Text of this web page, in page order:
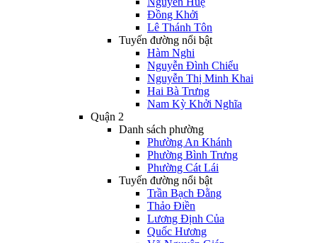
Đồng Khởi
Lê Thánh Tôn
Tuyến đường nổi bật
Hàm Nghi
Nguyễn Đình Chiểu
Nguyễn Thị Minh Khai
Hai Bà Trưng
Nam Kỳ Khởi Nghĩa
Quận 2
Danh sách phường
Phường An Khánh
Phường Bình Trưng
Phường Cát Lái
Tuyến đường nổi bật
Trần Bạch Đằng
Thảo Điền
Lương Định Của
Quốc Hương